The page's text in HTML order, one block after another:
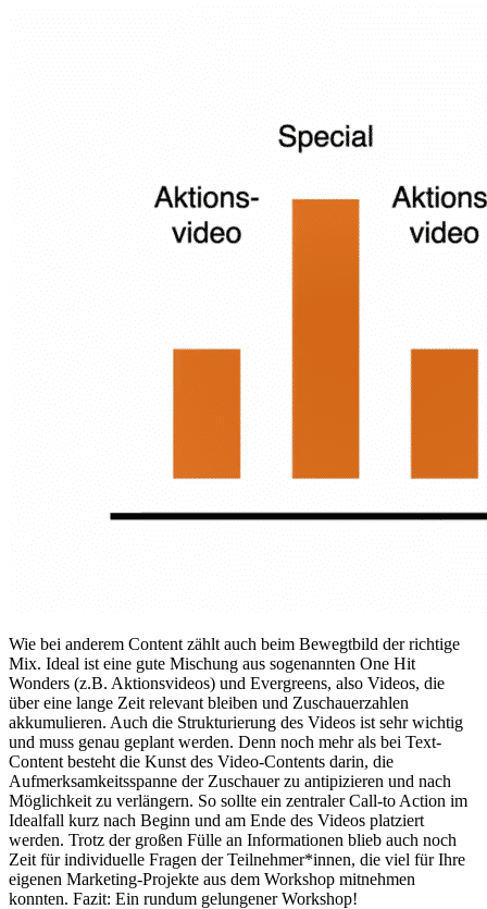
Wie bei anderem Content zählt auch beim Bewegtbild der richtige
Mix. Ideal ist eine gute Mischung aus sogenannten One Hit
Wonders (z.B. Aktionsvideos) und Evergreens, also Videos, die
über eine lange Zeit relevant bleiben und Zuschauerzahlen
akkumulieren. Auch die Strukturierung des Videos ist sehr wichtig
und muss genau geplant werden. Denn noch mehr als bei Text-
Content besteht die Kunst des Video-Contents darin, die
Aufmerksamkeitsspanne der Zuschauer zu antipizieren und nach
Möglichkeit zu verlängern. So sollte ein zentraler Call-to Action im
Idealfall kurz nach Beginn und am Ende des Videos platziert
werden. Trotz der großen Fülle an Informationen blieb auch noch
Zeit für individuelle Fragen der Teilnehmer*innen, die viel für Ihre
eigenen Marketing-Projekte aus dem Workshop mitnehmen
konnten. Fazit: Ein rundum gelungener Workshop!